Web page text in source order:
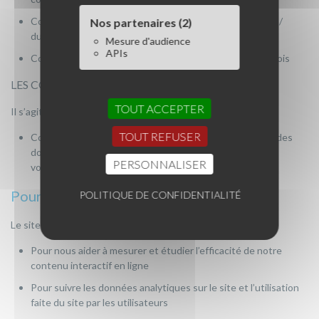
Nos partenaires (2)
Mesure d'audience
APIs
TOUT ACCEPTER
TOUT REFUSER
PERSONNALISER
POLITIQUE DE CONFIDENTIALITÉ
Cookie de session généré lorsqu’un site est multilingue /
durée de vie = 13 mois
Cookie de détection du JavaScript / durée de vie = 13 mois
LES COOKIES TIERS
Il s’agit des cookies déposés par des sociétés tierces.
Cookies générés par Google Analytics afin de collecter des
données de fréquentation / durée de vie =
voir developers.google.com
Pourquoi ?
Le site utilise des cookies aux fins suivantes :
Pour nous aider à mesurer et étudier l’efficacité de notre
contenu interactif en ligne
Pour suivre les données analytiques sur le site et l’utilisation
faite du site par les utilisateurs